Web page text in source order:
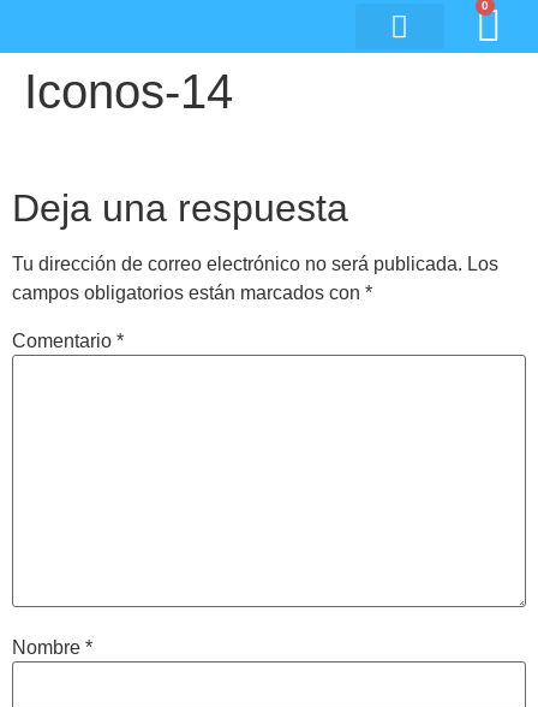
0
Iconos-14
Deja una respuesta
Tu dirección de correo electrónico no será publicada. Los
campos obligatorios están marcados con *
Comentario *
Nombre *